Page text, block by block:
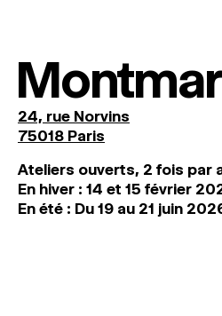
24, rue Norvins
75018 Paris
Ateliers ouverts, 2 fois par
En hiver : 14 et 15 février
En été : Du 19 au 21 juin